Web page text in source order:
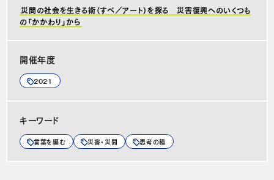
災間の社会を生きる術（すべ／アート）を探る 災害復興へのいくつも
の「かかわり」から
開催年度
2021
キーワード
言葉を編む 災害・災間 思考の種